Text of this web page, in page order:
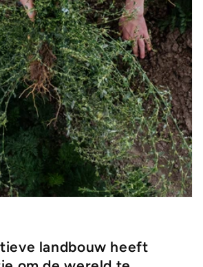
landbouw heeft